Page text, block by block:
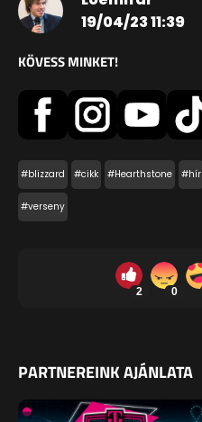
19/04/23 11:39
KÖVESS MINKET!
#blizzard #cikk #Hearthstone #hír
#verseny
2 0
PARTNEREINK AJÁNLATA